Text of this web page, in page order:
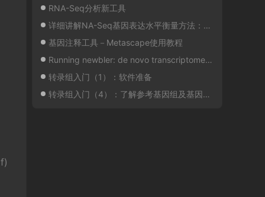
RNA-Seq分析新工具
详细讲解NA-Seq基因表达水平衡量方法：RPKM, FPKM and TPM
基因注释工具－Metascape使用教程
Running newbler: de novo transcriptome assembly I
转录组入门（1）：软件准备
转录组入门（4）：了解参考基因组及基因注释